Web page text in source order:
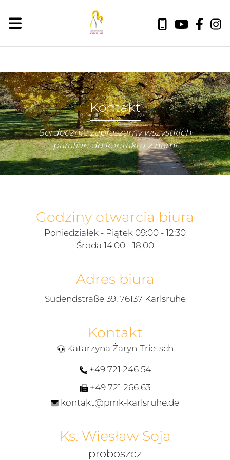
Kontakt
Serdecznie zapraszamy wszystkich
parafian do kontaktu z nami
Godziny otwarcia biura
Poniedziałek - Piątek 09:00 - 12:30
Środa 14:00 - 18:00
Adres biura
Südendstraße 39, 76137 Karlsruhe
Kontakt
Katarzyna Żaryn-Trietsch
+49 721 246 54
+49 721 266 63
kontakt@pmk-karlsruhe.de
Ks. Wiesław Soja
proboszcz